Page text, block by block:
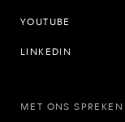
YOUTUBE
LINKEDIN
MET ONS SPREKEN